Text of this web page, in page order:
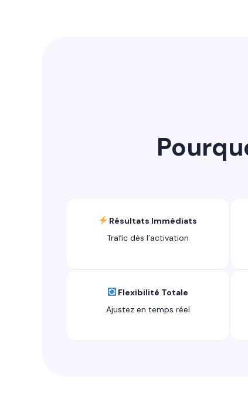
Résultats Immédiats
Trafic dès l’activation
Flexibilité Totale
Ajustez en temps réel